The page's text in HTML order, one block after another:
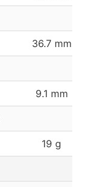
36.7 mm
9.1 mm
19 g